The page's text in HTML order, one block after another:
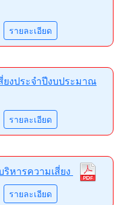
รายละเอียด
ยงประจำปีงบประมาณ
รายละเอียด
หารความเสี่ยง
รายละเอียด